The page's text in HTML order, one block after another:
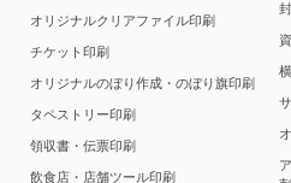
オリジナルクリアファイル印刷
チケット印刷
オリジナルのぼり作成・のぼり旗印刷
タペストリー印刷
領収書・伝票印刷
飲食店・店舗ツール印刷